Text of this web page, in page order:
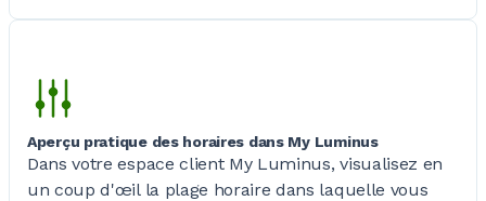
Aperçu pratique des horaires dans My Luminus
Dans votre espace client My Luminus, visualisez en
un coup d'œil la plage horaire dans laquelle vous